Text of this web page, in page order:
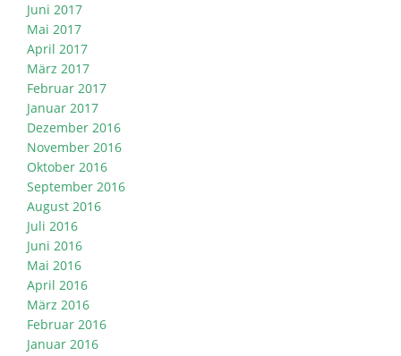
Juni 2017
Mai 2017
April 2017
März 2017
Februar 2017
Januar 2017
Dezember 2016
November 2016
Oktober 2016
September 2016
August 2016
Juli 2016
Juni 2016
Mai 2016
April 2016
März 2016
Februar 2016
Januar 2016